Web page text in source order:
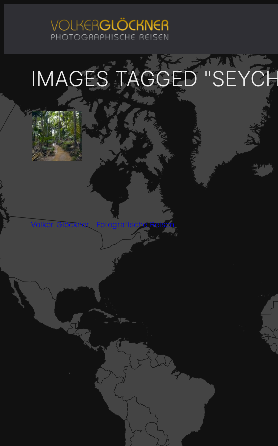
IMAGES TAGGED
Volker Glöckner | Fotografische Reisen